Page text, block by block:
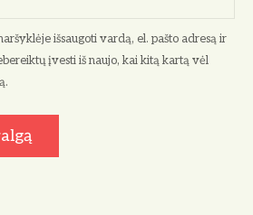
išsaugoti vardą, el. pašto adresą ir
įvesti iš naujo, kai kitą kartą vėl